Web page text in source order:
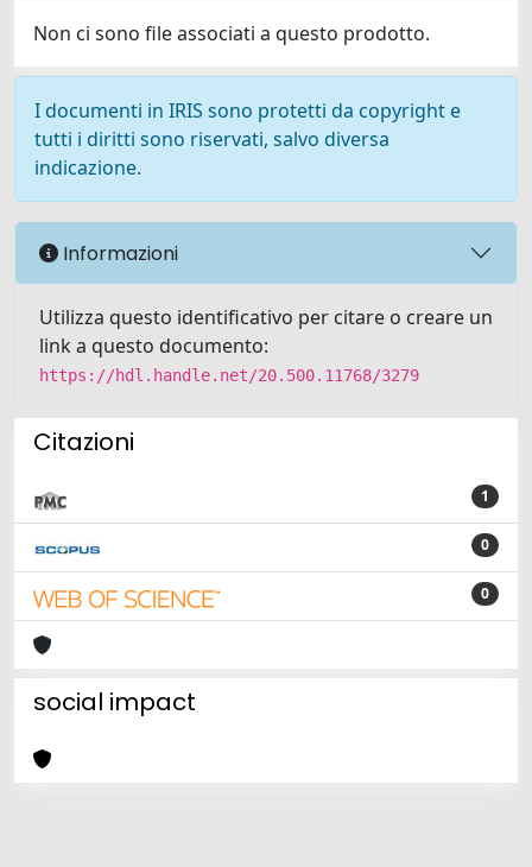
Non ci sono file associati a questo prodotto.
I documenti in IRIS sono protetti da copyright e
tutti i diritti sono riservati, salvo diversa
indicazione.
Informazioni
Utilizza questo identificativo per citare o creare un
link a questo documento:
https://hdl.handle.net/20.500.11768/3279
Citazioni
1
0
0
social impact